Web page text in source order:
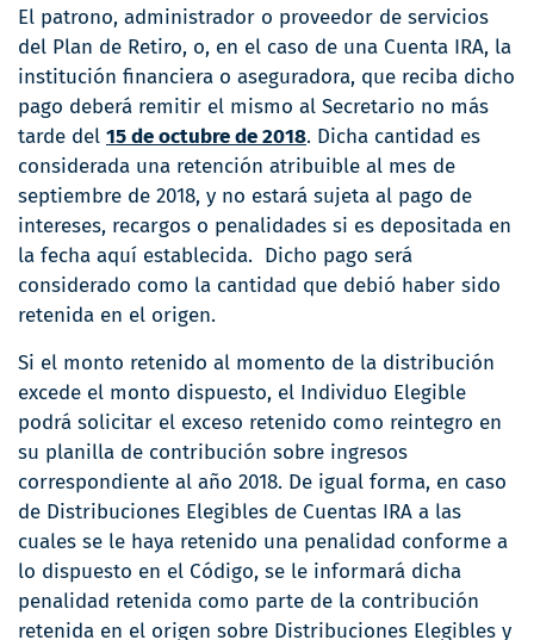
El patrono, administrador o proveedor de servicios
del Plan de Retiro, o, en el caso de una Cuenta IRA, la
institución financiera o aseguradora, que reciba dicho
pago deberá remitir el mismo al Secretario no más
tarde del 15 de octubre de 2018. Dicha cantidad es
considerada una retención atribuible al mes de
septiembre de 2018, y no estará sujeta al pago de
intereses, recargos o penalidades si es depositada en
la fecha aquí establecida. Dicho pago será
considerado como la cantidad que debió haber sido
retenida en el origen.
Si el monto retenido al momento de la distribución
excede el monto dispuesto, el Individuo Elegible
podrá solicitar el exceso retenido como reintegro en
su planilla de contribución sobre ingresos
correspondiente al año 2018. De igual forma, en caso
de Distribuciones Elegibles de Cuentas IRA a las
cuales se le haya retenido una penalidad conforme a
lo dispuesto en el Código, se le informará dicha
penalidad retenida como parte de la contribución
retenida en el origen sobre Distribuciones Elegibles y